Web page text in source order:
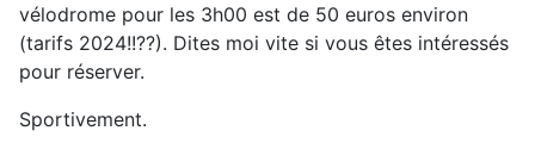
vélodrome pour les 3h00 est de 50 euros environ
(tarifs 2024!!??). Dites moi vite si vous êtes intéressés
pour réserver.
Sportivement.